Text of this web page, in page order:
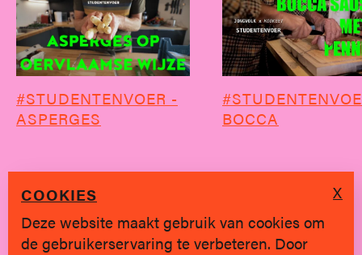
#STUDENTENVOER -
ASPERGES
BOCCA
COOKIES
Deze website maakt gebruik van cookies om
de gebruikerservaring te verbeteren. Door
X